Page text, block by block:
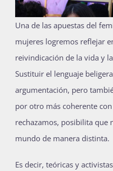
Una de las apuestas del
mujeres logremos reflejar
reivindicación de la vida y
Sustituir el lenguaje
argumentación, pero
por otro más coherente
rechazamos, posibilita que
mundo de manera distinta.
Es decir, teóricas y